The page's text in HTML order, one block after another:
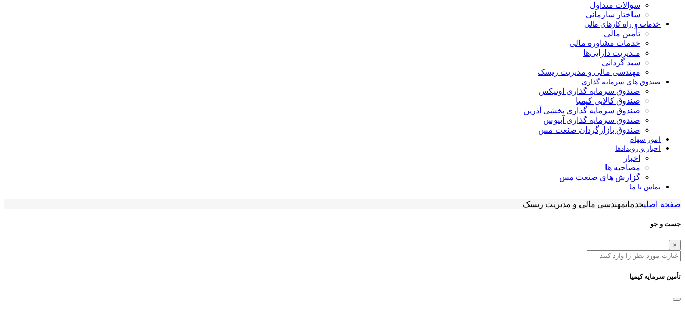
سوالات متداول
ساختار سازمانی
خدمات و راه کارهای مالی
تأمین مالی
خدمات مشاوره مالی
مـدیریت دارایی‌ها
سبد گردانی
مهندسی مالی و مدیریت ریسک
صندوق های سرمایه گذاری
صندوق سرمایه گذاری اونیکس
صندوق کالایی کیمیا
صندوق سرمایه گذاری بخشی آذرین
صندوق سرمایه گذاری آبنوس
صندوق بازارگردان صنعت مس
امور سهام
اخبار و رویدادها
اخبار
مصاحبه ها
گزارش های صنعت مس
تماس با ما
صفحه اصلیخدماتمهندسی مالی و مدیریت ریسک
جست و جو
×
تأمین سرمایه کیمیا